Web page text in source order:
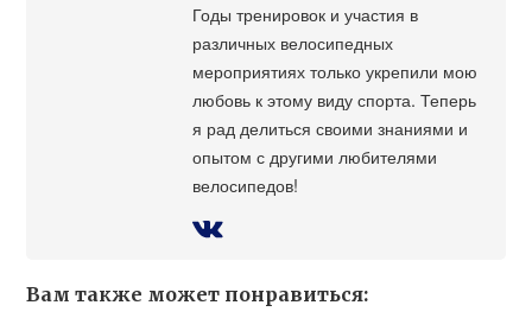
Годы тренировок и участия в
различных велосипедных
мероприятиях только укрепили мою
любовь к этому виду спорта. Теперь
я рад делиться своими знаниями и
опытом с другими любителями
велосипедов!
Вам также может понравиться: